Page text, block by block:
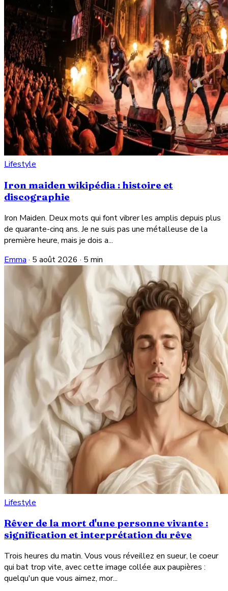
Lifestyle
Iron maiden wikipédia : histoire et
discographie
Iron Maiden. Deux mots qui font vibrer les amplis depuis plus
de quarante-cinq ans. Je ne suis pas une métalleuse de la
première heure, mais je dois a...
Emma · 5 août 2026 · 5 min
Lifestyle
Rêver de la mort d'une personne vivante :
signification et interprétation du rêve
Trois heures du matin. Vous vous réveillez en sueur, le coeur
qui bat trop vite, avec cette image collée aux paupières :
quelqu'un que vous aimez, mor...